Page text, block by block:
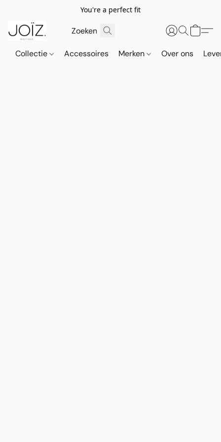
You're a perfect fit
Collectie Accessoires Merken Over ons